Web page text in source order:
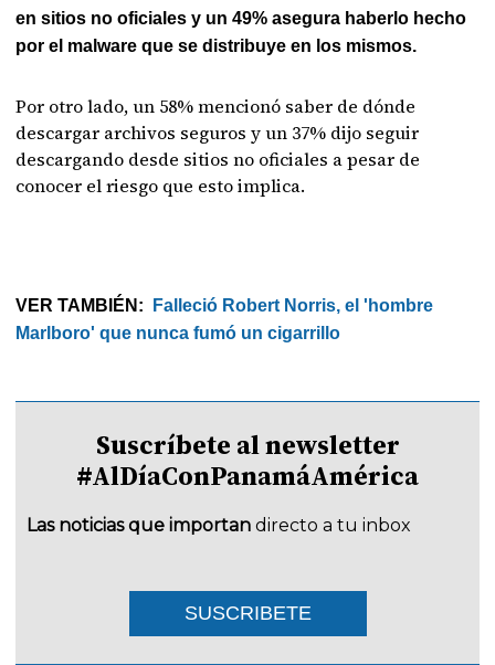
en sitios no oficiales y un 49% asegura haberlo hecho
por el malware que se distribuye en los mismos.
Por otro lado, un 58% mencionó saber de dónde
descargar archivos seguros y un 37% dijo seguir
descargando desde sitios no oficiales a pesar de
conocer el riesgo que esto implica.
VER TAMBIÉN:
Falleció Robert Norris, el 'hombre
Marlboro' que nunca fumó un cigarrillo
Suscríbete al newsletter
#AlDíaConPanamáAmérica
Las noticias que importan directo a tu inbox
SUSCRIBETE